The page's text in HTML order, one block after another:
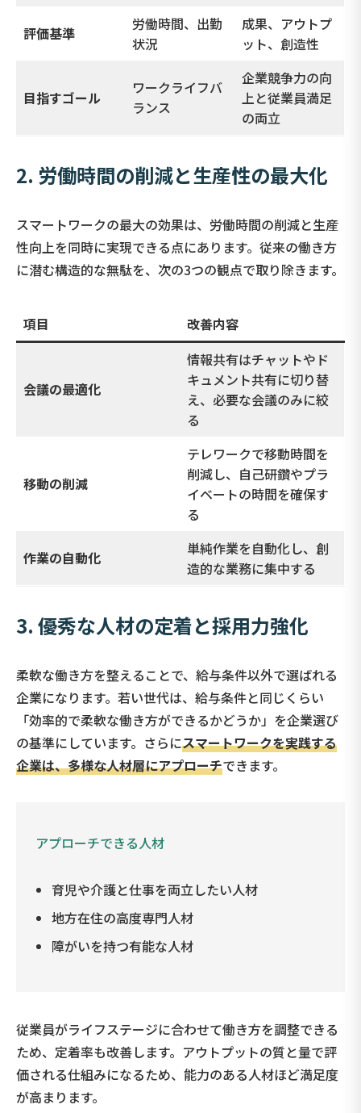
評価基準
労働時間、出勤
状況
成果、アウトプ
ット、創造性
目指すゴール
ワークライフバ
ランス
企業競争力の向
上と従業員満足
の両立
2. 労働時間の削減と生産性の最大化
スマートワークの最大の効果は、労働時間の削減と生産
性向上を同時に実現できる点にあります。従来の働き方
に潜む構造的な無駄を、次の3つの観点で取り除きます。
項目 改善内容
会議の最適化
情報共有はチャットやド
キュメント共有に切り替
え、必要な会議のみに絞
る
移動の削減
テレワークで移動時間を
削減し、自己研鑽やプラ
イベートの時間を確保す
る
作業の自動化
単純作業を自動化し、創
造的な業務に集中する
3. 優秀な人材の定着と採用力強化
柔軟な働き方を整えることで、給与条件以外で選ばれる
企業になります。若い世代は、給与条件と同じくらい
「効率的で柔軟な働き方ができるかどうか」を企業選び
の基準にしています。さらにスマートワークを実践する
企業は、多様な人材層にアプローチできます。
アプローチできる人材
育児や介護と仕事を両立したい人材
地方在住の高度専門人材
障がいを持つ有能な人材
従業員がライフステージに合わせて働き方を調整できる
ため、定着率も改善します。アウトプットの質と量で評
価される仕組みになるため、能力のある人材ほど満足度
が高まります。